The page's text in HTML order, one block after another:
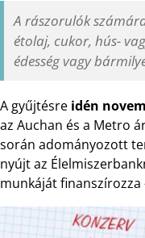
A rászorulók
étolaj, cukor, hús-
édesség vagy
A gyűjtésre idén
az Auchan és a Metro
során adományozott
nyújt az
munkáját finanszírozza